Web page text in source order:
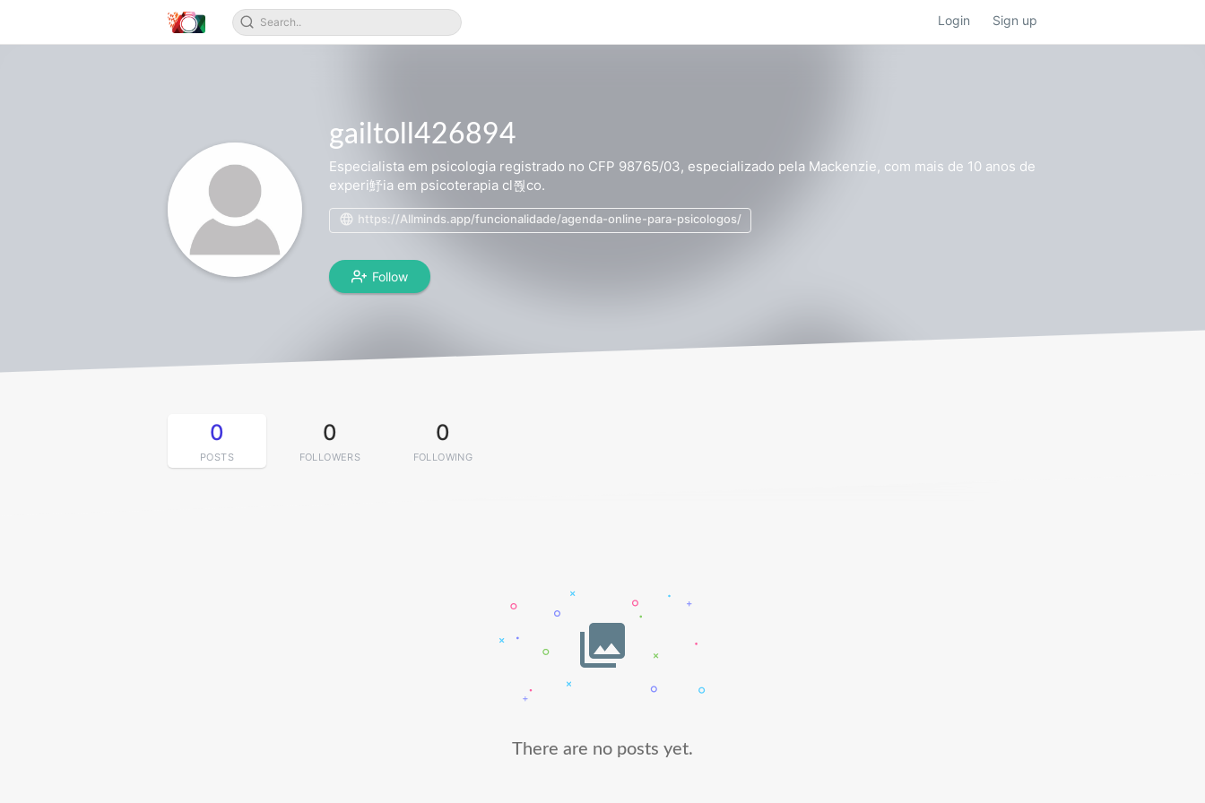
Login Sign up
gailtoll426894
Especialista em psicologia registrado no CFP 98765/03, especializado pela Mackenzie, com mais de 10 anos de
experi魣ia em psicoterapia cl쭩co.
https://Allminds.app/funcionalidade/agenda-online-para-psicologos/
Follow
0
POSTS
0
FOLLOWERS
0
FOLLOWING
There are no posts yet.